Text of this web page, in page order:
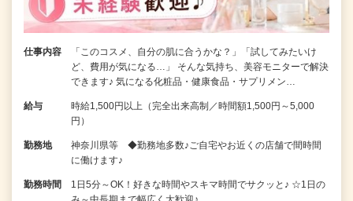
仕事内容
「このコスメ、自分の肌に合うかな？」「試してみたいけ
ど、費用が気になる…」 そんな気持ち、美容モニターで解決
できます♪ 気になる化粧品・健康食品・サプリメン…
給与
時給1,500円以上（完全出来高制／時間額1,500円～5,000
円）
勤務地
神奈川県等 ◆勤務地多数♪ご自宅やお近くの店舗で間時間
に働けます♪
勤務時間
1日5分～OK！好きな時間やスキマ時間でサクッと♪ ☆1日の